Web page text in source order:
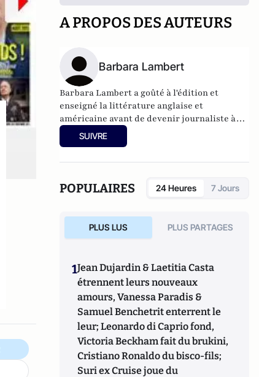
A PROPOS DES AUTEURS
Barbara Lambert
Barbara Lambert a goûté à l'édition et
enseigné la littérature anglaise et
américaine avant de devenir journaliste à
"Livres Hebdo". Elle est aujourd'hui
responsable des rubriques société/idées
SUIVRE
POPULAIRES 24 Heures 7 Jours
PLUS LUS PLUS PARTAGES
1Jean Dujardin & Laetitia Casta
étrennent leurs nouveaux
amours, Vanessa Paradis &
Samuel Benchetrit enterrent le
leur; Leonardo di Caprio fond,
Victoria Beckham fait du brukini,
Cristiano Ronaldo du bisco-fils;
Suri ex Cruise joue du